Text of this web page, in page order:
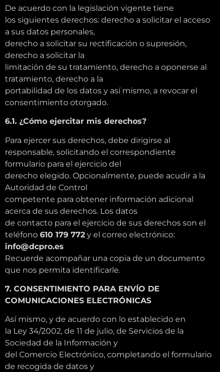
De acuerdo con la legislación vigente tiene
los siguientes derechos: derecho a solicitar el acceso
a sus datos personales,
derecho a solicitar su rectificación o supresión,
derecho a solicitar la
limitación de su tratamiento, derecho a oponerse al
tratamiento, derecho a la
portabilidad de los datos y así mismo, a revocar el
consentimiento otorgado.
6.1. ¿Cómo ejercitar mis derechos?
Para ejercer sus derechos, debe dirigirse al
responsable, solicitando el correspondiente
formulario para el ejercicio del
derecho elegido. Opcionalmente, puede acudir a la
Autoridad de Control
competente para obtener información adicional
acerca de sus derechos. Los datos
de contacto para el ejercicio de sus derechos son el
teléfono 610 179 772 y el correo electrónico:
info@dcpro.es
Recuerde acompañar una copia de un documento
que nos permita identificarle.
7. CONSENTIMIENTO PARA ENVÍO DE
COMUNICACIONES ELECTRÓNICAS
Así mismo, y de acuerdo con lo establecido en
la Ley 34/2002, de 11 de julio, de Servicios de la
Sociedad de la Información y
del Comercio Electrónico, completando el formulario
de recogida de datos y